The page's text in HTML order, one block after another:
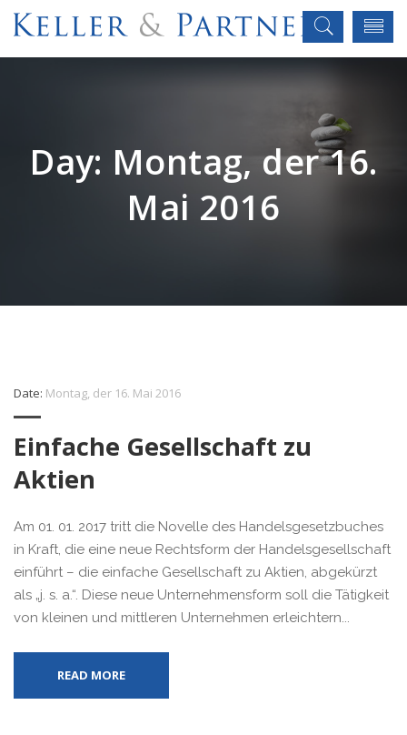
Day: Montag, der 16.
Mai 2016
Date: Montag, der 16. Mai 2016
Einfache Gesellschaft zu
Aktien
Am 01. 01. 2017 tritt die Novelle des Handelsgesetzbuches
in Kraft, die eine neue Rechtsform der Handelsgesellschaft
einführt – die einfache Gesellschaft zu Aktien, abgekürzt
als „j. s. a.“. Diese neue Unternehmensform soll die Tätigkeit
von kleinen und mittleren Unternehmen erleichtern...
READ MORE